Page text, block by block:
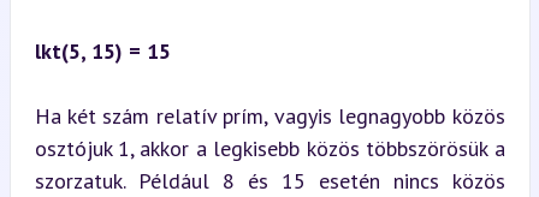
lkt(5, 15) = 15
Ha két szám relatív prím, vagyis legnagyobb közös
osztójuk 1, akkor a legkisebb közös többszörösük a
szorzatuk. Például 8 és 15 esetén nincs közös